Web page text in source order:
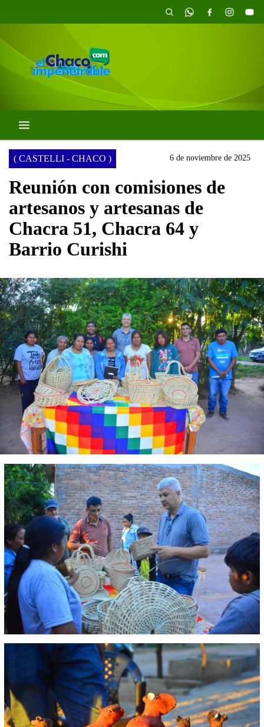
( CASTELLI - CHACO ) 6 de noviembre de 2025
Reunión con comisiones de
artesanos y artesanas de
Chacra 51, Chacra 64 y
Barrio Curishi